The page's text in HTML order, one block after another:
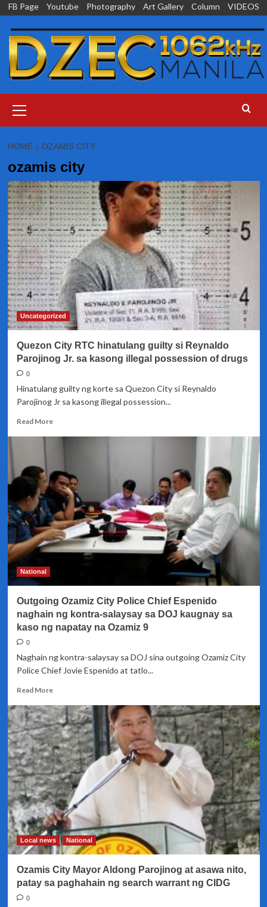
Skip
content
FB Page Youtube Photography Art Gallery Column VIDEOS
Menu
HOME OZAMIS CITY
ozamis city
Uncategorized
Quezon City RTC hinatulang guilty si Reynaldo
Parojinog Jr. sa kasong illegal possession of drugs
0
Hinatulang guilty ng korte sa Quezon City si Reynaldo
Parojinog Jr sa kasong illegal possession...
Read MoreRead
RTC
hinatulang
guilty
si
Reynaldo
Parojinog
Jr.
sa
of
drugs
National
Outgoing Ozamiz City Police Chief Espenido
naghain ng kontra-salaysay sa DOJ kaugnay sa
kaso ng napatay na Ozamiz 9
0
Naghain ng kontra-salaysay sa DOJ sina outgoing Ozamiz City
Police Chief Jovie Espenido at tatlo...
Read MoreRead
about
Outgoing
Ozamiz
City
Police
Chief
Espenido
naghain
ng
kontra-
salaysay
sa
DOJ
sa
kaso
Local news National
Ozamis City Mayor Aldong Parojinog at asawa nito,
patay sa paghahain ng search warrant ng CIDG
0